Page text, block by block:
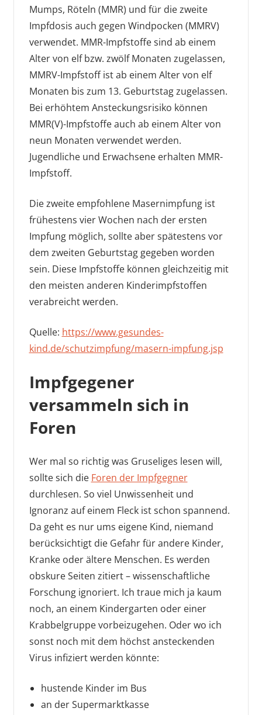
Mumps, Röteln (MMR) und für die zweite
Impfdosis auch gegen Windpocken (MMRV)
verwendet. MMR-Impfstoffe sind ab einem
Alter von elf bzw. zwölf Monaten zugelassen,
MMRV-Impfstoff ist ab einem Alter von elf
Monaten bis zum 13. Geburtstag zugelassen.
Bei erhöhtem Ansteckungsrisiko können
MMR(V)-Impfstoffe auch ab einem Alter von
neun Monaten verwendet werden.
Jugendliche und Erwachsene erhalten MMR-
Impfstoff.
Die zweite empfohlene Masernimpfung ist
frühestens vier Wochen nach der ersten
Impfung möglich, sollte aber spätestens vor
dem zweiten Geburtstag gegeben worden
sein. Diese Impfstoffe können gleichzeitig mit
den meisten anderen Kinderimpfstoffen
verabreicht werden.
Quelle: https://www.gesundes-
kind.de/schutzimpfung/masern-impfung.jsp
Impfgegener
versammeln sich in
Foren
Wer mal so richtig was Gruseliges lesen will,
sollte sich die Foren der Impfgegner
durchlesen. So viel Unwissenheit und
Ignoranz auf einem Fleck ist schon spannend.
Da geht es nur ums eigene Kind, niemand
berücksichtigt die Gefahr für andere Kinder,
Kranke oder ältere Menschen. Es werden
obskure Seiten zitiert – wissenschaftliche
Forschung ignoriert. Ich traue mich ja kaum
noch, an einem Kindergarten oder einer
Krabbelgruppe vorbeizugehen. Oder wo ich
sonst noch mit dem höchst ansteckenden
Virus infiziert werden könnte:
hustende Kinder im Bus
an der Supermarktkasse